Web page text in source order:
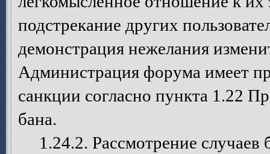
подстрекание других
демонстрация нежелания
Администрация форума имеет
санкции согласно пункта 1.22
бана.
1.24.2. Рассмотрение случаев